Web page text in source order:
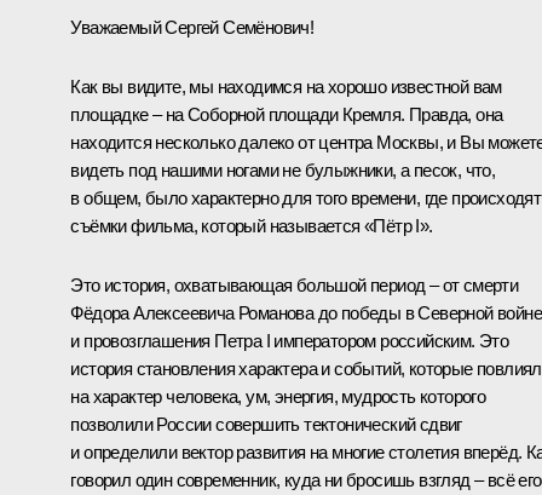
Уважаемый Сергей Семёнович!
Как вы видите, мы находимся на хорошо известной вам
площадке – на Соборной площади Кремля. Правда, она
находится несколько далеко от центра Москвы, и Вы
видеть под нашими ногами не булыжники, а песок, что,
в общем, было характерно для того времени, где происходят
съёмки фильма, который называется «Пётр I».
Это история, охватывающая большой период – от смерти
Фёдора Алексеевича Романова до победы в Северной войне
и провозглашения Петра I императором российским. Это
история становления характера и событий, которые
на характер человека, ум, энергия, мудрость которого
позволили России совершить тектонический сдвиг
и определили вектор развития на многие столетия вперёд.
говорил один современник, куда ни бросишь взгляд – всё его